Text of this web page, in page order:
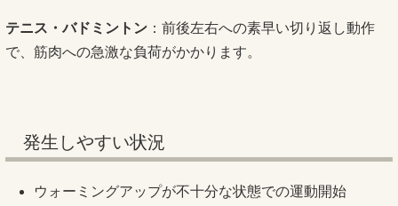
テニス・バドミントン ：前後左右への素早い切り返し動作
で、筋肉への急激な負荷がかかります。
発生しやすい状況
ウォーミングアップが不十分な状態での運動開始